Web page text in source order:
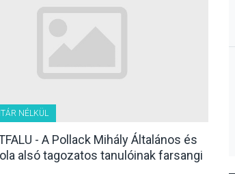
NÉLKÜL
- A Pollack Mihály Általános és
alsó tagozatos tanulóinak farsangi